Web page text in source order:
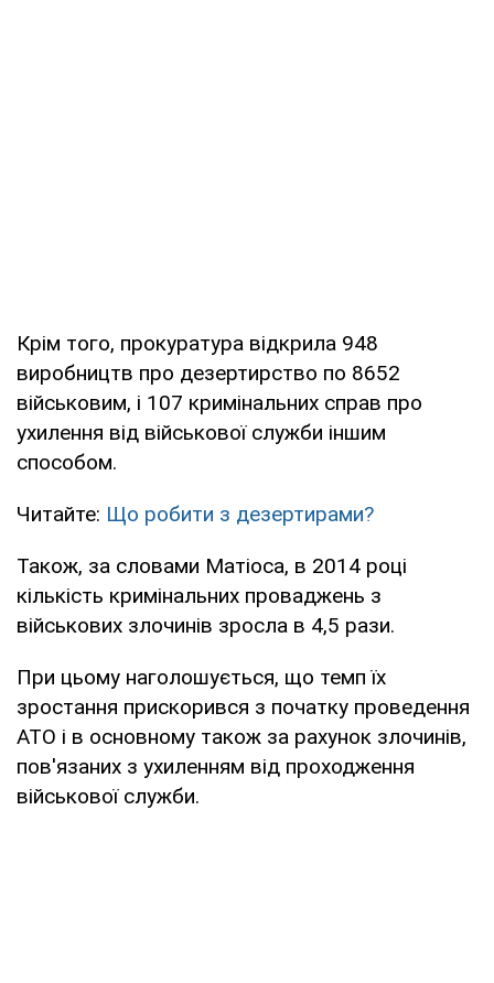
Крім того, прокуратура відкрила 948
виробництв про дезертирство по 8652
військовим, і 107 кримінальних справ про
ухилення від військової служби іншим
способом.
Читайте: Що робити з дезертирами?
Також, за словами Матіоса, в 2014 році
кількість кримінальних проваджень з
військових злочинів зросла в 4,5 рази.
При цьому наголошується, що темп їх
зростання прискорився з початку проведення
АТО і в основному також за рахунок злочинів,
пов'язаних з ухиленням від проходження
військової служби.